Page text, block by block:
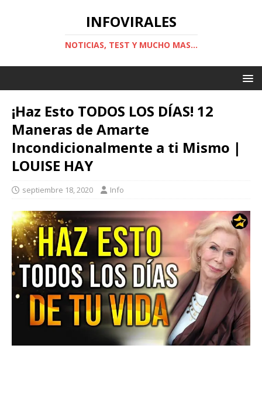
INFOVIRALES
NOTICIAS, TEST Y MUCHO MAS...
¡Haz Esto TODOS LOS DÍAS! 12
Maneras de Amarte
Incondicionalmente a ti Mismo |
LOUISE HAY
septiembre 18, 2020 Info